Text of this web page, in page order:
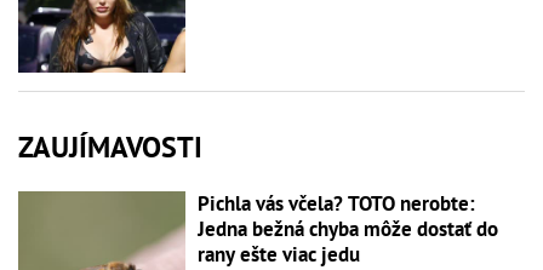
ZAUJÍMAVOSTI
Pichla vás včela? TOTO nerobte:
Jedna bežná chyba môže dostať do
rany ešte viac jedu